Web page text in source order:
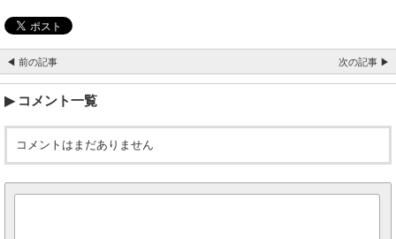
◀ 前の記事 次の記事 ▶
コメント一覧
コメントはまだありません